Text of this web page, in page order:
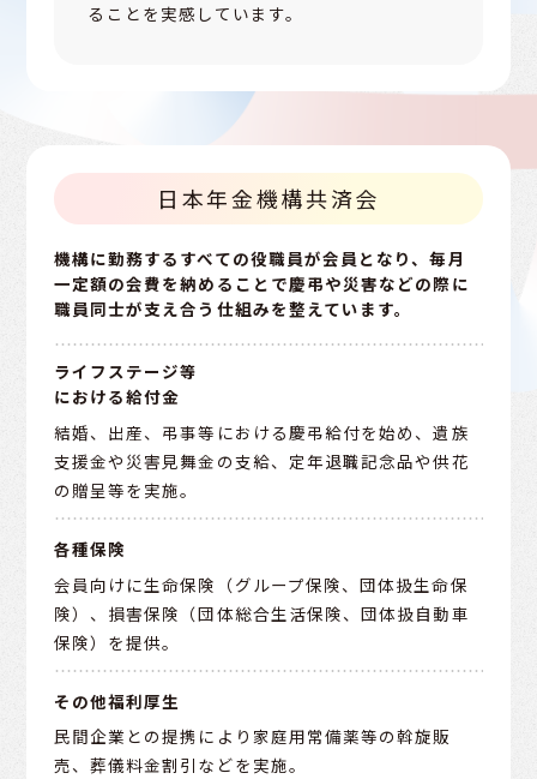
ることを実感しています。
日本年金機構共済会
機構に勤務するすべての役職員が会員となり、毎月
一定額の会費を納めることで慶弔や災害などの際に
職員同士が支え合う仕組みを整えています。
ライフステージ等
における給付金
結婚、出産、弔事等における慶弔給付を始め、遺族
支援金や災害見舞金の支給、定年退職記念品や供花
の贈呈等を実施。
各種保険
会員向けに生命保険（グループ保険、団体扱生命保
険）、損害保険（団体総合生活保険、団体扱自動車
保険）を提供。
その他福利厚生
民間企業との提携により家庭用常備薬等の斡旋販
売、葬儀料金割引などを実施。